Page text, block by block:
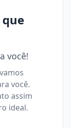
você!
você.
assim
ideal.